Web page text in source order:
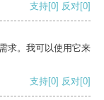
支持[0] 反对[0]
求。我可以使用它来
支持[0] 反对[0]